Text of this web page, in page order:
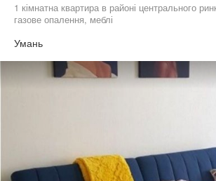
1 кімнатна квартира в районі центрального
газове опалення, меблі
Умань